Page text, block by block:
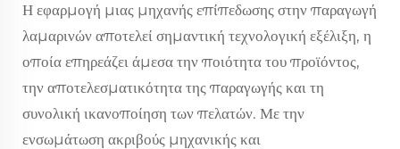
Η εφαρμογή μιας μηχανής επίπεδωσης στην παραγωγή
λαμαρινών αποτελεί σημαντική τεχνολογική εξέλιξη, η
οποία επηρεάζει άμεσα την ποιότητα του προϊόντος,
την αποτελεσματικότητα της παραγωγής και τη
συνολική ικανοποίηση των πελατών. Με την
ενσωμάτωση ακριβούς μηχανικής και